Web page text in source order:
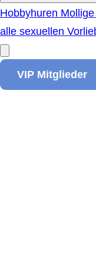
Hobbyhuren
alle sexuellen
VIP Mitglieder